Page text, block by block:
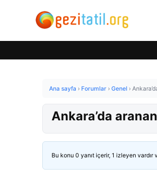
Ana sayfa › Forumlar › Genel ›
Ankara’da
Bu konu 0 yanıt içerir, 1 izleyen vardır